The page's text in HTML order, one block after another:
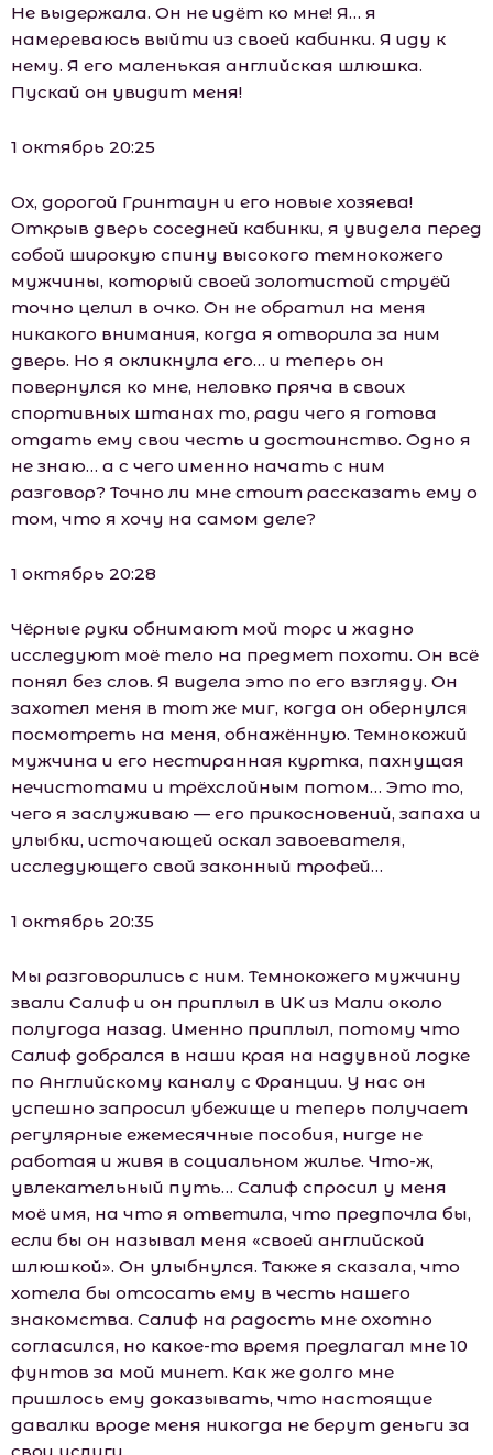
Не выдержала. Он не идёт ко мне! Я… я
намереваюсь выйти из своей кабинки. Я иду к
нему. Я его маленькая английская шлюшка.
Пускай он увидит меня!
1 октябрь 20:25
Ох, дорогой Гринтаун и его новые хозяева!
Открыв дверь соседней кабинки, я увидела перед
собой широкую спину высокого темнокожего
мужчины, который своей золотистой струёй
точно целил в очко. Он не обратил на меня
никакого внимания, когда я отворила за ним
дверь. Но я окликнула его… и теперь он
повернулся ко мне, неловко пряча в своих
спортивных штанах то, ради чего я готова
отдать ему свои честь и достоинство. Одно я
не знаю… а с чего именно начать с ним
разговор? Точно ли мне стоит рассказать ему о
том, что я хочу на самом деле?
1 октябрь 20:28
Чёрные руки обнимают мой торс и жадно
исследуют моё тело на предмет похоти. Он всё
понял без слов. Я видела это по его взгляду. Он
захотел меня в тот же миг, когда он обернулся
посмотреть на меня, обнажённую. Темнокожий
мужчина и его нестиранная куртка, пахнущая
нечистотами и трёхслойным потом… Это то,
чего я заслуживаю — его прикосновений, запаха и
улыбки, источающей оскал завоевателя,
исследующего свой законный трофей…
1 октябрь 20:35
Мы разговорились с ним. Темнокожего мужчину
звали Салиф и он приплыл в UK из Мали около
полугода назад. Именно приплыл, потому что
Салиф добрался в наши края на надувной лодке
по Английскому каналу с Франции. У нас он
успешно запросил убежище и теперь получает
регулярные ежемесячные пособия, нигде не
работая и живя в социальном жилье. Что-ж,
увлекательный путь… Салиф спросил у меня
моё имя, на что я ответила, что предпочла бы,
если бы он называл меня «своей английской
шлюшкой». Он улыбнулся. Также я сказала, что
хотела бы отсосать ему в честь нашего
знакомства. Салиф на радость мне охотно
согласился, но какое-то время предлагал мне 10
фунтов за мой минет. Как же долго мне
пришлось ему доказывать, что настоящие
давалки вроде меня никогда не берут деньги за
свои услуги.